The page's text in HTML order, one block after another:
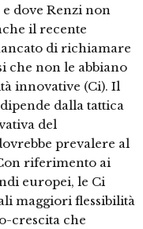
dove Renzi non
il recente
di richiamare
che non le abbiano
innovative (Ci). Il
dalla tattica
del
prevalere al
riferimento ai
europei, le Ci
maggiori flessibilità
crescita che